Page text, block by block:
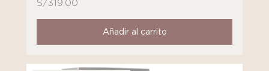
S/319.00
Añadir al carrito